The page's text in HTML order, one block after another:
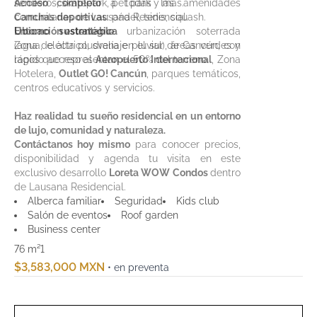
Acceso completoa todas las amenidades
comunitarias de Lausana Residencial.
senderos, skatepark, pet park y más.
Canchas deportivas: pádel, tenis, squash.
Entorno sustentable: urbanización soterrada
(agua, eléctrico, drenaje pluvial), áreas verdes y
lagos que representan el 50% del terreno.
Ubicación estratégica
Zona de alta plusvalía en el sur de Cancún, con
rápido acceso alAeropuerto Internacional, Zona
Hotelera, Outlet GO! Cancún , parques temáticos,
centros educativos y servicios.
Haz realidad tu sueño residencial en un entorno
de lujo, comunidad y naturaleza.
Contáctanos hoy mismo para conocer precios,
disponibilidad y agenda tu visita en este
exclusivo desarrollo Loreta WOW Condosdentro
de Lausana Residencial.
Alberca familiar
Seguridad
Kids club
Salón de eventos
Roof garden
Business center
76 m²1
$3,583,000 MXN • en preventa